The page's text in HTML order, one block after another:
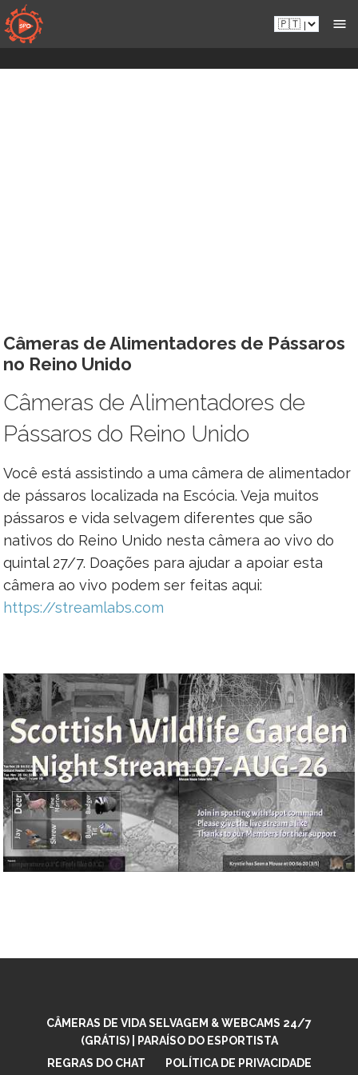
Aceder
diretamente
ao
conteúdo
Pt.sportsmansparadiseonline.com
Câmeras de Alimentadores de Pássaros
no Reino Unido
Câmeras de Alimentadores de
Pássaros do Reino Unido
Você está assistindo a uma câmera de alimentador
de pássaros localizada na Escócia. Veja muitos
pássaros e vida selvagem diferentes que são
nativos do Reino Unido nesta câmera ao vivo do
quintal 27/7. Doações para ajudar a apoiar esta
câmera ao vivo podem ser feitas aqui:
https://streamlabs.com
CÂMERAS DE VIDA SELVAGEM & WEBCAMS 24/7
(GRÁTIS) | PARAÍSO DO ESPORTISTA
REGRAS DO CHAT
POLÍTICA DE PRIVACIDADE